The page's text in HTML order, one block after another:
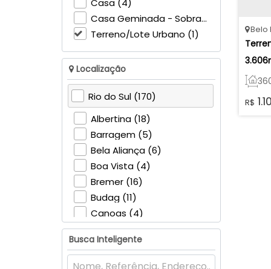
Casa (4)
Casa Geminada - Sobrado (1)
Terreno/Lote Urbano (1)
Localização
Rio do Sul (170)
Albertina (18)
Barragem (5)
Bela Aliança (6)
Boa Vista (4)
Bremer (16)
Budag (11)
Canoas (4)
Canta Galo (6)
Centro (2)
Eugênio Schneider (3)
Busca Inteligente
R$
Belo
15